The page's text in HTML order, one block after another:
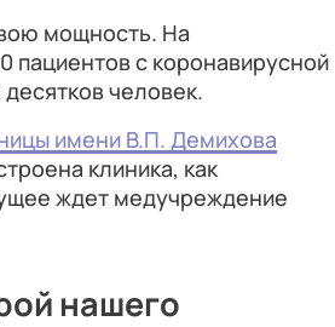
мощность. На
пациентов с коронавирусной
человек.
имени В.П. Демихова
клиника, как
ждет медучреждение
нашего